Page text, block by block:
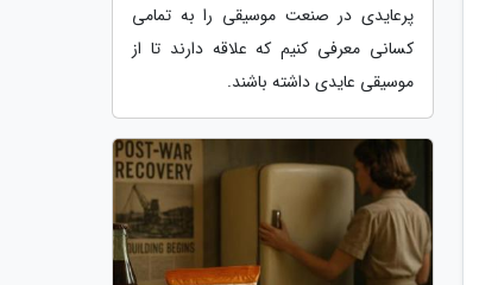
پرعایدی در صنعت موسیقی را به تمامی
کسانی معرفی کنیم که علاقه دارند تا از
موسیقی عایدی داشته باشند.